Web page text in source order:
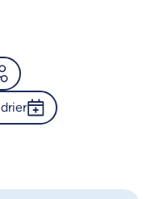
l’Université de